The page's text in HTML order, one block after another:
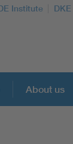
Institute DKE
About us